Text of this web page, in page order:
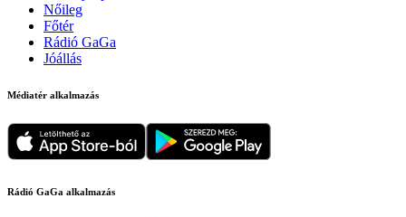
Nőileg
Főtér
Rádió GaGa
Jóállás
Médiatér alkalmazás
Rádió GaGa alkalmazás